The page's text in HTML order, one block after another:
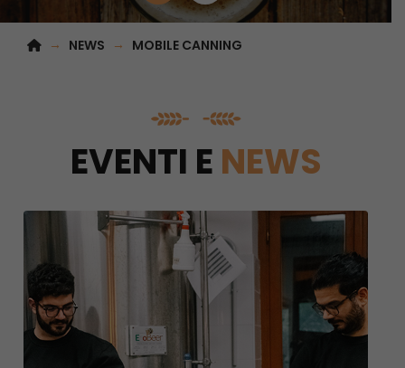
HOME
→ NEWS → MOBILE CANNING
EVENTI E NEWS